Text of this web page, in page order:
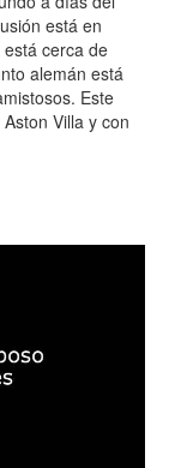
está en
cerca de
alemán está
Este
Villa y con